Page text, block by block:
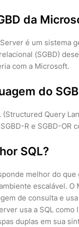
da
é um sistema
(SGBD)
com a Microsoft.
do
(Structured Query
R e SGBD-OR
SQL?
melhor do que
escalável. O
de consulta e
usa a SQL como
duplas em sua